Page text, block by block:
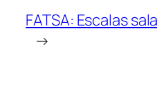
FATSA: Escalas
→